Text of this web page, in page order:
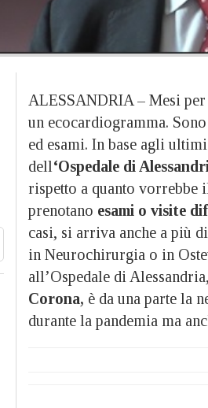
ALESSANDRIA – Mesi
un ecocardiogramma.
ed esami. In base agli
dell‘Ospedale di
rispetto a quanto vorrebbe
prenotano esami o visite
casi, si arriva anche a più
in Neurochirurgia o in
all’Ospedale di
Corona, è da una parte la
durante la pandemia ma